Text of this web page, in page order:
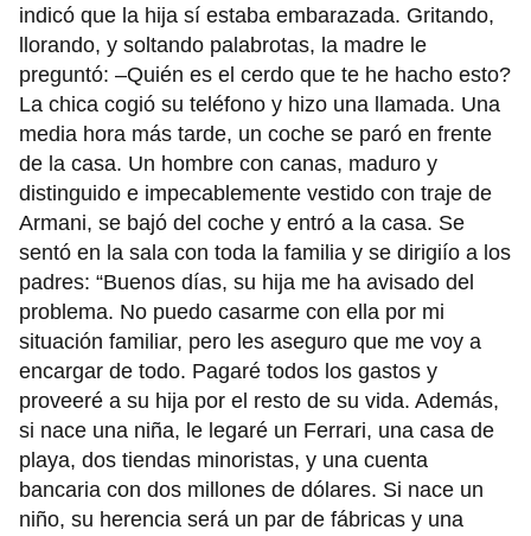
indicó que la hija sí estaba embarazada. Gritando,
llorando, y soltando palabrotas, la madre le
preguntó: –Quién es el cerdo que te he hacho esto?
La chica cogió su teléfono y hizo una llamada. Una
media hora más tarde, un coche se paró en frente
de la casa. Un hombre con canas, maduro y
distinguido e impecablemente vestido con traje de
Armani, se bajó del coche y entró a la casa. Se
sentó en la sala con toda la familia y se dirigiío a los
padres: “Buenos días, su hija me ha avisado del
problema. No puedo casarme con ella por mi
situación familiar, pero les aseguro que me voy a
encargar de todo. Pagaré todos los gastos y
proveeré a su hija por el resto de su vida. Además,
si nace una niña, le legaré un Ferrari, una casa de
playa, dos tiendas minoristas, y una cuenta
bancaria con dos millones de dólares. Si nace un
niño, su herencia será un par de fábricas y una